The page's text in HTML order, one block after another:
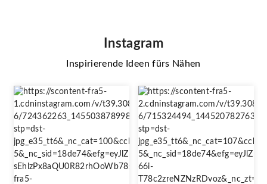
Instagram
Inspirierende Ideen fürs Nähen